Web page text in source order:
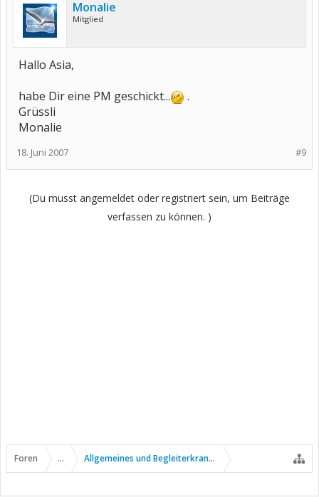
Monalie
Mitglied
Hallo Asia,
habe Dir eine PM geschickt...
.
Grüssli
Monalie
#9
18. Juni 2007
(Du musst angemeldet oder registriert sein, um Beiträge
verfassen zu können. )
Foren ... Allgemeines und Begleiterkrankungen